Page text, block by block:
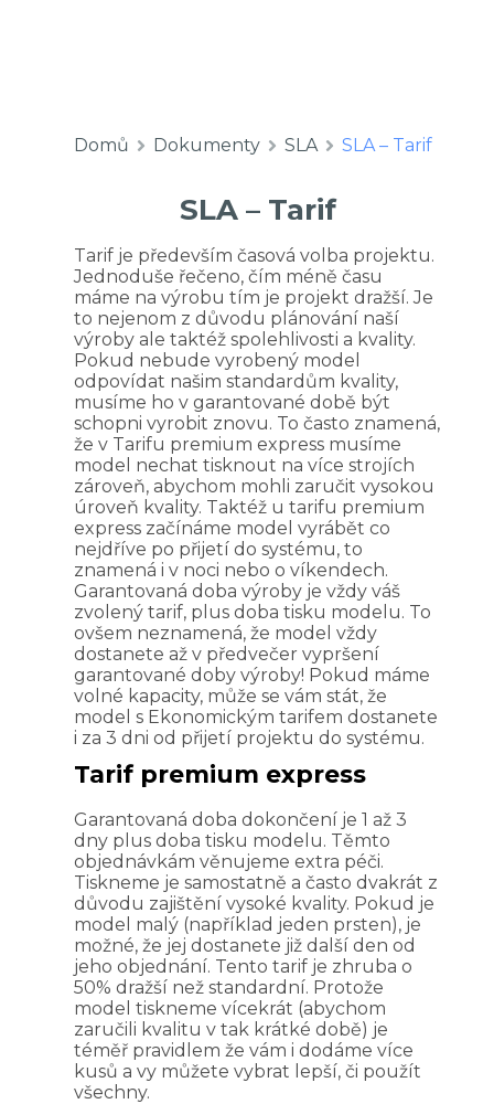
Domů Dokumenty SLA SLA – Tarif
SLA – Tarif
Tarif je především časová volba projektu.
Jednoduše řečeno, čím méně času
máme na výrobu tím je projekt dražší. Je
to nejenom z důvodu plánování naší
výroby ale taktéž spolehlivosti a kvality.
Pokud nebude vyrobený model
odpovídat našim standardům kvality,
musíme ho v garantované době být
schopni vyrobit znovu. To často znamená,
že v Tarifu premium express musíme
model nechat tisknout na více strojích
zároveň, abychom mohli zaručit vysokou
úroveň kvality. Taktéž u tarifu premium
express začínáme model vyrábět co
nejdříve po přijetí do systému, to
znamená i v noci nebo o víkendech.
Garantovaná doba výroby je vždy váš
zvolený tarif, plus doba tisku modelu. To
ovšem neznamená, že model vždy
dostanete až v předvečer vypršení
garantované doby výroby! Pokud máme
volné kapacity, může se vám stát, že
model s Ekonomickým tarifem dostanete
i za 3 dni od přijetí projektu do systému.
Tarif premium express
Garantovaná doba dokončení je 1 až 3
dny plus doba tisku modelu. Těmto
objednávkám věnujeme extra péči.
Tiskneme je samostatně a často dvakrát z
důvodu zajištění vysoké kvality. Pokud je
model malý (například jeden prsten), je
možné, že jej dostanete již další den od
jeho objednání. Tento tarif je zhruba o
50% dražší než standardní. Protože
model tiskneme vícekrát (abychom
zaručili kvalitu v tak krátké době) je
téměř pravidlem že vám i dodáme více
kusů a vy můžete vybrat lepší, či použít
všechny.